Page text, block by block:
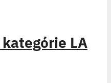
kategórie LA